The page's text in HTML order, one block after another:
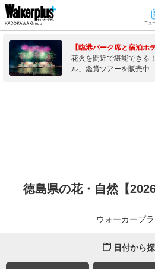
ニュ
【臨港パーク席と宿泊ホ
花火を間近で堪能できる
ル」鑑賞ツアーを販売中
徳島県の花・自然【
ウォーカープ
日付から